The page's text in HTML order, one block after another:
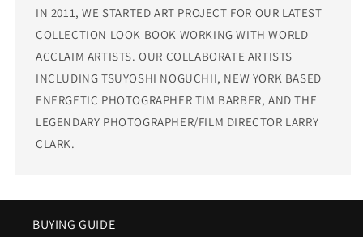
IN 2011, WE STARTED ART PROJECT FOR OUR LATEST
COLLECTION LOOK BOOK WORKING WITH WORLD
ACCLAIM ARTISTS. OUR COLLABORATE ARTISTS
INCLUDING TSUYOSHI NOGUCHII, NEW YORK BASED
ENERGETIC PHOTOGRAPHER TIM BARBER, AND THE
LEGENDARY PHOTOGRAPHER/FILM DIRECTOR LARRY
CLARK.
BUYING GUIDE